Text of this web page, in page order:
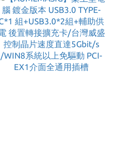
卡礦機挖礦加密貨
幣/WIN10/LINUX/DOS/
免驅動程式